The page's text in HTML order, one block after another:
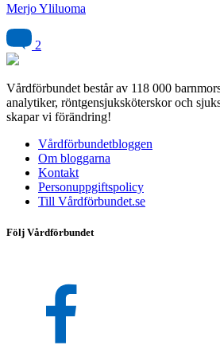
Merjo Yliluoma
2
Vårdförbundet består av 118 000
analytiker, röntgensjuksköterskor och
skapar vi förändring!
Vårdförbundetbloggen
Om bloggarna
Kontakt
Personuppgiftspolicy
Till Vårdförbundet.se
Följ Vårdförbundet